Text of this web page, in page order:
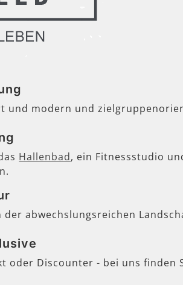
und modern und
Hallenbad, ein Fitnessstudio
abwechslungsreichen
oder Discounter - bei uns finden